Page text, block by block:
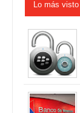
Lo más visto